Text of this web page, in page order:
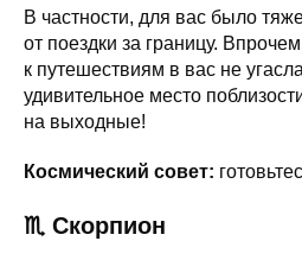
В частности, для вас было
от поездки за границу.
к путешествиям в вас не
удивительное место
на выходные!
Космический совет:
♏ Скорпион